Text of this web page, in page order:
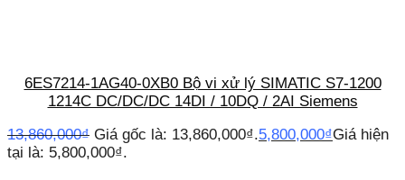
6ES7214-1AG40-0XB0 Bộ vi xử lý SIMATIC S7-1200
1214C DC/DC/DC 14DI / 10DQ / 2AI Siemens
13,860,000₫ Giá gốc là: 13,860,000₫.5,800,000₫Giá hiện
tại là: 5,800,000₫.